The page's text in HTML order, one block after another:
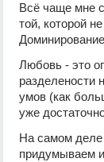
Всё чаще мне
той, которой
Любовь - это
разделености
умов (как
уже
На самом
придумываем